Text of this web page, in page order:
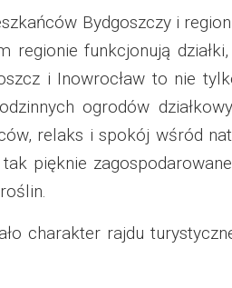
Bydgoszczy i
regionie funkcjonują
i Inowrocław to nie
ogrodów
relaks i spokój wśród
pięknie
charakter rajdu